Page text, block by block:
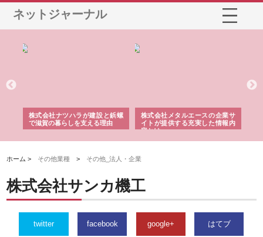
ネットジャーナル
株式会社ナツハラが建設と鋲螺
で滋賀の暮らしを支える理由
株式会社メタルエースの企業サ
イトが提供する充実した情報内
容とは
ホーム > その他業種 > その他_法人・企業
株式会社サンカ機工
twitter facebook google+ はてブ